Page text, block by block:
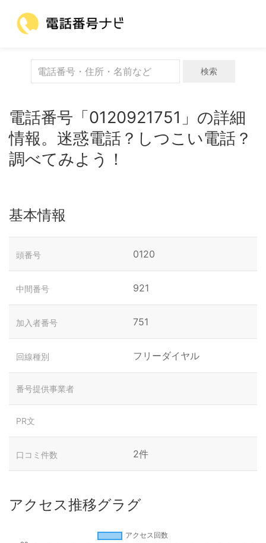
検索
電話番号「0120921751」の詳細
情報。迷惑電話？しつこい電話？
調べてみよう！
基本情報
頭番号 0120
中間番号 921
加入者番号 751
回線種別 フリーダイヤル
番号提供事業者
PR文
口コミ件数 2件
アクセス推移グラグ